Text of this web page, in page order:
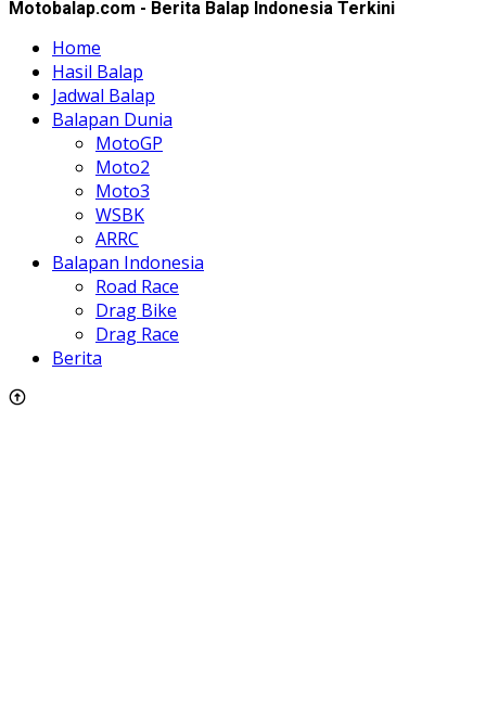
Motobalap.com - Berita Balap Indonesia Terkini
Home
Hasil Balap
Jadwal Balap
Balapan Dunia
MotoGP
Moto2
Moto3
WSBK
ARRC
Balapan Indonesia
Road Race
Drag Bike
Drag Race
Berita